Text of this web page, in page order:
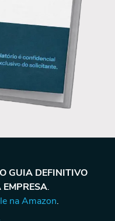
O GUIA DEFINITIVO
.
na Amazon.